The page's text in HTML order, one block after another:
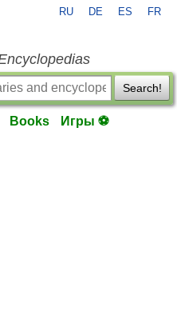
RU DE ES FR
Search!
Books Игры ⚽